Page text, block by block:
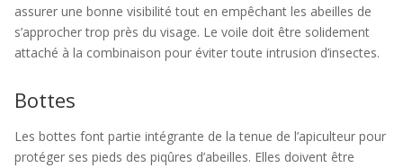
assurer une bonne visibilité tout en empêchant les abeilles de
s’approcher trop près du visage. Le voile doit être solidement
attaché à la combinaison pour éviter toute intrusion d’insectes.
Bottes
Les bottes font partie intégrante de la tenue de l’apiculteur pour
protéger ses pieds des piqûres d’abeilles. Elles doivent être